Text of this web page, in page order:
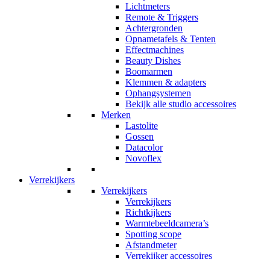
Lichtmeters
Remote & Triggers
Achtergronden
Opnametafels & Tenten
Effectmachines
Beauty Dishes
Boomarmen
Klemmen & adapters
Ophangsystemen
Bekijk alle studio accessoires
Merken
Lastolite
Gossen
Datacolor
Novoflex
Verrekijkers
Verrekijkers
Verrekijkers
Richtkijkers
Warmtebeeldcamera’s
Spotting scope
Afstandmeter
Verrekijker accessoires